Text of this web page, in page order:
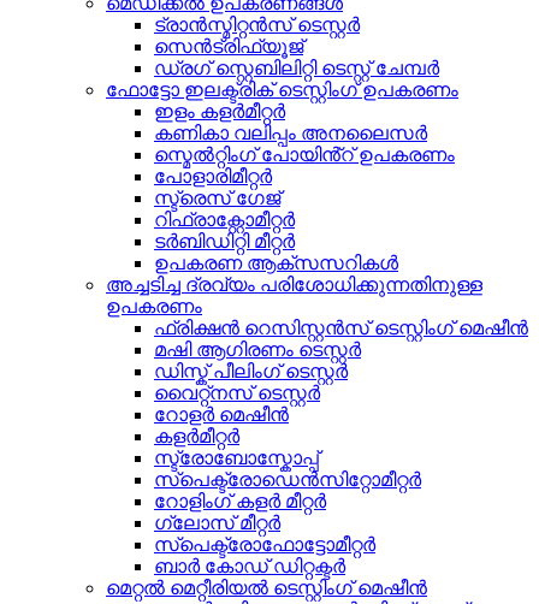
ട്രാൻസ്മിറ്റൻസ് ടെസ്റ്റർ
സെൻട്രിഫ്യൂജ്
ഡ്രഗ് സ്റ്റെബിലിറ്റി ടെസ്റ്റ് ചേമ്പർ
ഫോട്ടോ ഇലക്ട്രിക് ടെസ്റ്റിംഗ് ഉപകരണം
ഇളം കളർമീറ്റർ
കണികാ വലിപ്പം അനലൈസർ
സ്മെൽറ്റിംഗ് പോയിൻ്റ് ഉപകരണം
പോളാരിമീറ്റർ
സ്ട്രെസ് ഗേജ്
റിഫ്രാക്റ്റോമീറ്റർ
ടർബിഡിറ്റി മീറ്റർ
ഉപകരണ ആക്സസറികൾ
അച്ചടിച്ച ദ്രവ്യം പരിശോധിക്കുന്നതിനുള്ള
ഉപകരണം
ഫ്രിക്ഷൻ റെസിസ്റ്റൻസ് ടെസ്റ്റിംഗ് മെഷീൻ
മഷി ആഗിരണം ടെസ്റ്റർ
ഡിസ്ക് പീലിംഗ് ടെസ്റ്റർ
വൈറ്റ്നസ് ടെസ്റ്റർ
റോളർ മെഷീൻ
കളർമീറ്റർ
സ്ട്രോബോസ്കോപ്പ്
സ്പെക്ട്രോഡെൻസിറ്റോമീറ്റർ
റോളിംഗ് കളർ മീറ്റർ
ഗ്ലോസ് മീറ്റർ
സ്പെക്ട്രോഫോട്ടോമീറ്റർ
ബാർ കോഡ് ഡിറ്റക്ടർ
മെറ്റൽ മെറ്റീരിയൽ ടെസ്റ്റിംഗ് മെഷീൻ